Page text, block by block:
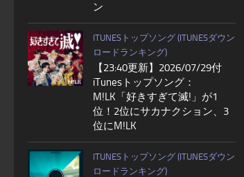
ン
ITUNESトップソング (ITUNESダウン
ロードランキング)
【23:40更新】2026/07/29付
iTunesトップソング：
M!LK「好きすぎて滅!」が1
位！2位にサカナクション、3
位にM!LK
ITUNESトップソング (ITUNESダウン
ロードランキング)